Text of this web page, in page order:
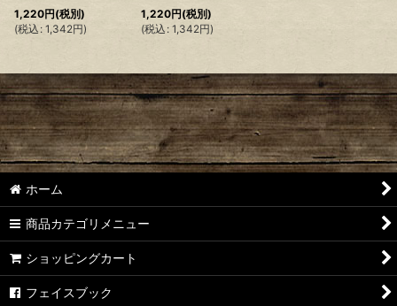
1,220円(税別)
(税込 : 1,342円)
1,220円(税別)
(税込 : 1,342円)
ホーム
商品カテゴリメニュー
ショッピングカート
フェイスブック